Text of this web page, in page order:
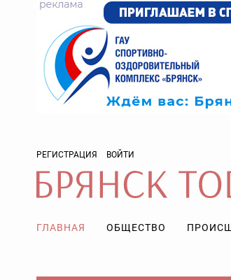
РЕГИСТРАЦИЯ ВОЙТИ
ГЛАВНАЯ ОБЩЕСТВО